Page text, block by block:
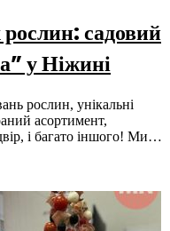
садовий
у Ніжині
рослин, унікальні
асортимент,
і багато іншого! Ми…